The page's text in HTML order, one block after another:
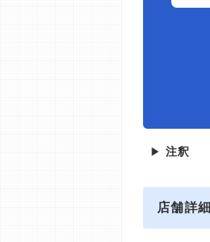
▶ 注釈
店舗詳細